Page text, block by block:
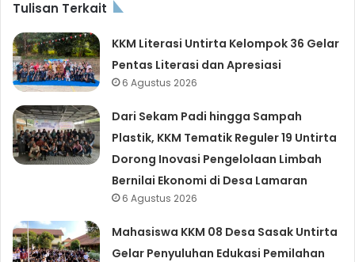
Tulisan Terkait
KKM Literasi Untirta Kelompok 36 Gelar
Pentas Literasi dan Apresiasi
6 Agustus 2026
Dari Sekam Padi hingga Sampah
Plastik, KKM Tematik Reguler 19 Untirta
Dorong Inovasi Pengelolaan Limbah
Bernilai Ekonomi di Desa Lamaran
6 Agustus 2026
Mahasiswa KKM 08 Desa Sasak Untirta
Gelar Penyuluhan Edukasi Pemilahan